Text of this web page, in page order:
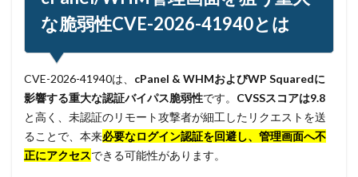
な脆弱性CVE-2026-41940とは
CVE-2026-41940は、 cPanel & WHMおよびWP Squaredに
影響する重大な認証バイパス脆弱性です。 CVSSスコアは9.8
と高く、未認証のリモート攻撃者が細工したリクエストを送
ることで、本来必要なログイン認証を回避し、管理画面へ不
正にアクセスできる可能性があります。